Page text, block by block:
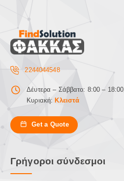
2244044548
Δέυτερα – Σάββατο: 8:00 – 18:00,
Κυριακή:Κλειστά
Get a Quote
Γρήγοροι σύνδεσμοι